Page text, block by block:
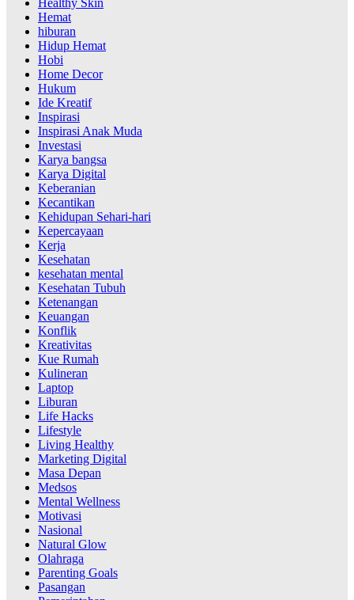
Hemat
hiburan
Hidup Hemat
Hobi
Home Decor
Hukum
Ide Kreatif
Inspirasi
Inspirasi Anak Muda
Investasi
Karya bangsa
Karya Digital
Keberanian
Kecantikan
Kehidupan Sehari-hari
Kepercayaan
Kerja
Kesehatan
kesehatan mental
Kesehatan Tubuh
Ketenangan
Keuangan
Konflik
Kreativitas
Kue Rumah
Kulineran
Laptop
Liburan
Life Hacks
Lifestyle
Living Healthy
Marketing Digital
Masa Depan
Medsos
Mental Wellness
Motivasi
Nasional
Natural Glow
Olahraga
Parenting Goals
Pasangan